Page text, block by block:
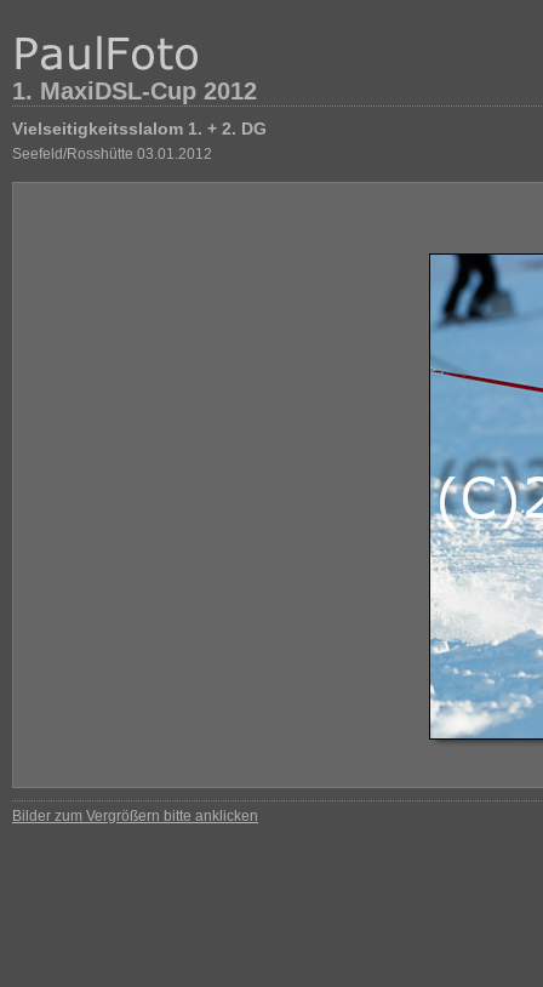
1. MaxiDSL-Cup 2012
Vielseitigkeitsslalom 1. + 2. DG
Seefeld/Rosshütte 03.01.2012
Bilder zum Vergrößern bitte anklicken